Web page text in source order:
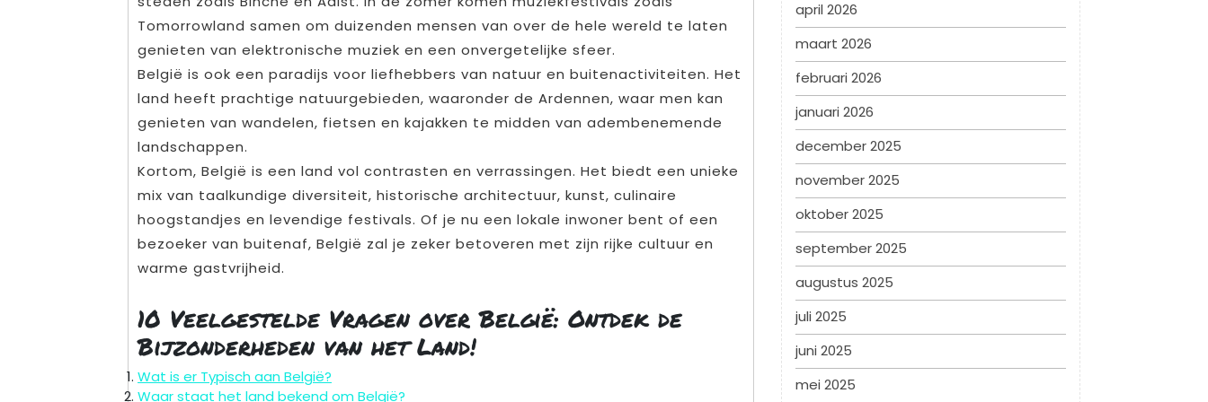
Tomorrowland samen om duizenden mensen van over de hele wereld te laten
genieten van elektronische muziek en een onvergetelijke sfeer.
België is ook een paradijs voor liefhebbers van natuur en buitenactiviteiten. Het
land heeft prachtige natuurgebieden, waaronder de Ardennen, waar men kan
genieten van wandelen, fietsen en kajakken te midden van adembenemende
landschappen.
Kortom, België is een land vol contrasten en verrassingen. Het biedt een unieke
mix van taalkundige diversiteit, historische architectuur, kunst, culinaire
hoogstandjes en levendige festivals. Of je nu een lokale inwoner bent of een
bezoeker van buitenaf, België zal je zeker betoveren met zijn rijke cultuur en
warme gastvrijheid.
10 Veelgestelde Vragen over België: Ontdek de
Bijzonderheden van het Land!
Wat is er Typisch aan België?
Waar staat het land bekend om België?
april 2026
maart 2026
februari 2026
januari 2026
december 2025
november 2025
oktober 2025
september 2025
augustus 2025
juli 2025
juni 2025
mei 2025